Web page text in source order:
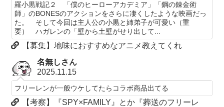
羅小黒戦記２ 「僕のヒーローアカデミア」「鋼の錬金術
師」のBONESのアクションをさらに凄くしたような映画だっ
た。 そして今回は主人公の小黒と姉弟子が可愛い（重
要） ハガレンの「壁から土壁がせり出して...
【募集】地味におすすめなアニメ教えてくれ
名無しさん
2025.11.15
フリーレンが一般ウケしてたらコラボ商品出てる
【考察】『SPY×FAMILY』とか『葬送のフリーレ